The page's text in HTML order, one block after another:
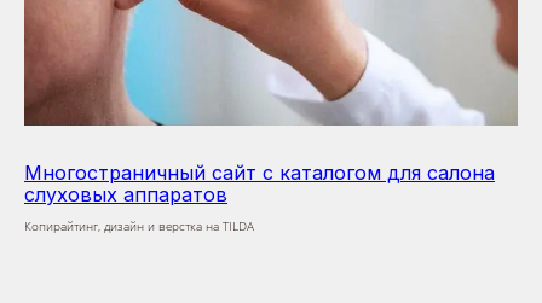
Многостраничный сайт с каталогом для салона
слуховых аппаратов
Копирайтинг, дизайн и верстка на TILDA